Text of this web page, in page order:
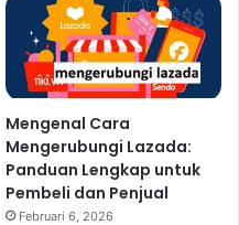
Mengenal Cara
Mengerubungi Lazada:
Panduan Lengkap untuk
Pembeli dan Penjual
Februari 6, 2026